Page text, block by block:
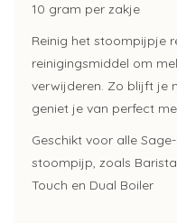
10 gram per zakje
Reinig het stoompijpje
reinigingsmiddel om
verwijderen. Zo blijft je
geniet je van perfect
Geschikt voor alle
stoompijp, zoals
Touch en Dual Boiler